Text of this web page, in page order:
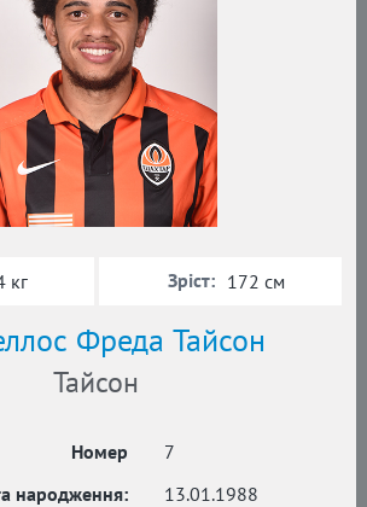
Фреда Тайсон
Тайсон
Номер
7
народження:
13.01.1988
кг Зріст: 172 см